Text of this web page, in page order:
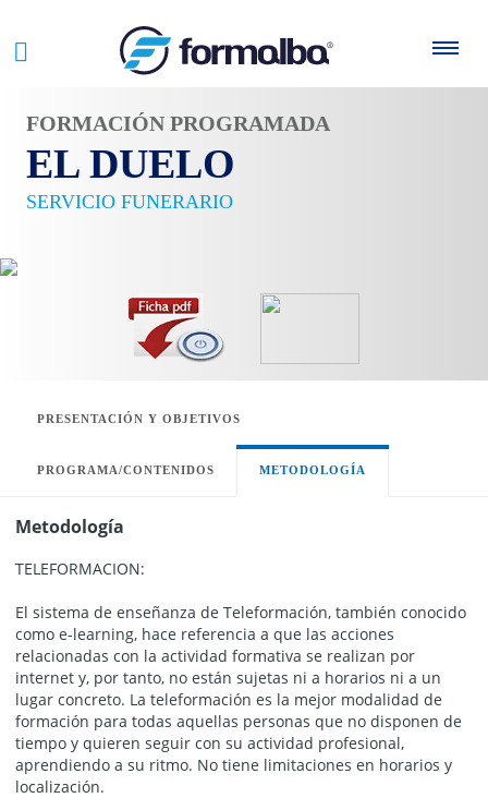
FORMACIÓN PROGRAMADA
EL DUELO
SERVICIO FUNERARIO
PRESENTACIÓN Y OBJETIVOS
PROGRAMA/CONTENIDOS METODOLOGÍA
Metodología
TELEFORMACION:
El sistema de enseñanza de Teleformación, también conocido
como e-learning, hace referencia a que las acciones
relacionadas con la actividad formativa se realizan por
internet y, por tanto, no están sujetas ni a horarios ni a un
lugar concreto. La teleformación es la mejor modalidad de
formación para todas aquellas personas que no disponen de
tiempo y quieren seguir con su actividad profesional,
aprendiendo a su ritmo. No tiene limitaciones en horarios y
localización.